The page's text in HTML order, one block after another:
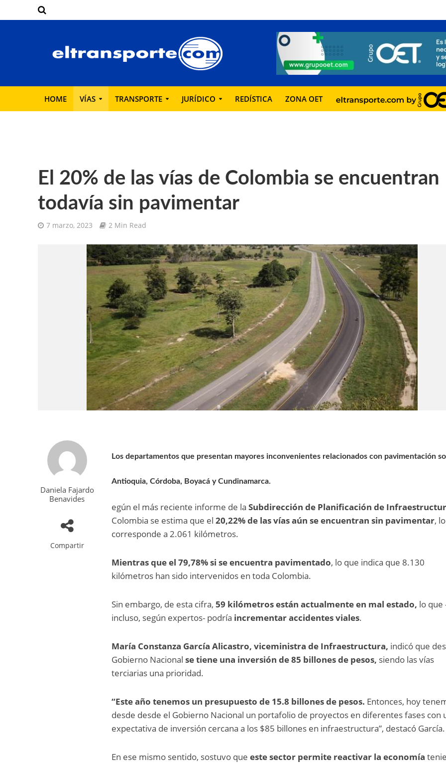
HOME VÍAS TRANSPORTE JURÍDICO REDÍSTICA ZONA OET
El 20% de las vías de Colombia se encuentran
todavía sin pavimentar
7 marzo, 2023 2 Min Read
Daniela Fajardo
Benavides
Compartir
Los departamentos que presentan mayores inconvenientes relacionados con pavimentación
Antioquia, Córdoba, Boyacá y Cundinamarca.
egún el más reciente informe de laSubdirección de Planificación de
Colombia se estima que el20,22% de las vías aún se encuentran sin pavimentar,
corresponde a 2.061 kilómetros.
Mientras que el 79,78% si se encuentra pavimentado, lo que indica que 8.130
kilómetros han sido intervenidos en toda Colombia.
Sin embargo, de esta cifra,59 kilómetros están actualmente en mal estado, lo que
incluso, según expertos- podría incrementar accidentes viales.
María Constanza García Alicastro, viceministra de Infraestructura, indicó que
Gobierno Nacionalse tiene una inversión de 85 billones de pesos, siendo las vías
terciarias una prioridad.
“Este año tenemos un presupuesto de 15.8 billones de pesos. Entonces, hoy
desde desde el Gobierno Nacional un portafolio de proyectos en diferentes fases con
expectativa de inversión cercana a los $85 billones en infraestructura”, destacó García.
En ese mismo sentido, sostuvo queeste sector permite reactivar la economía